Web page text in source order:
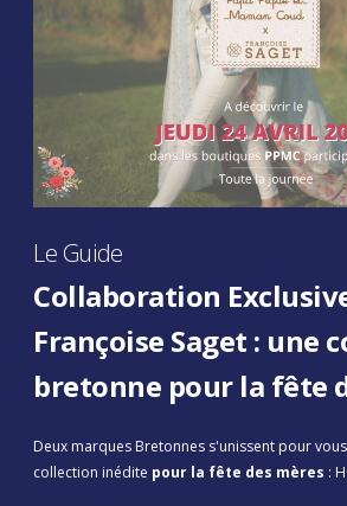
Le Guide
Collaboration
Françoise Saget : une
bretonne pour la fête
Deux marques Bretonnes s'unissent pour
collection inédite pour la fête des mères :